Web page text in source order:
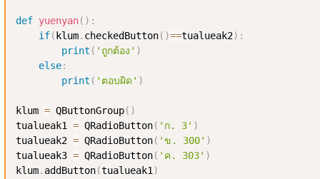
def yuenyan( ) :
if( klum. checkedButton( )==tualueak2) :
print ( 'ถูกต้อง' )
else:
print ( 'ตอบผิด' )
klum = QButtonGroup( )
tualueak1 = QRadioButton( 'ก. 3' )
tualueak2 = QRadioButton( 'ข. 300' )
tualueak3 = QRadioButton( 'ค. 303' )
klum. addButton(tualueak1 )